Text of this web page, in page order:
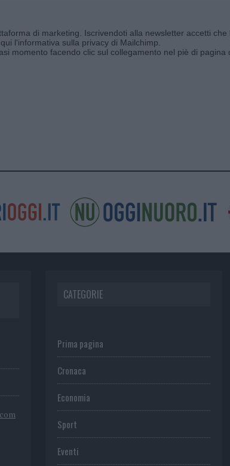
di marketing. Iscrivendoti alla newsletter accetti
l'informativa sulla privacy di Mailchimp
momento facendo clic sul collegamento nel piè di pagina
CATEGORIE
Prima pagina
Cronaca
Economia
Sport
Eventi